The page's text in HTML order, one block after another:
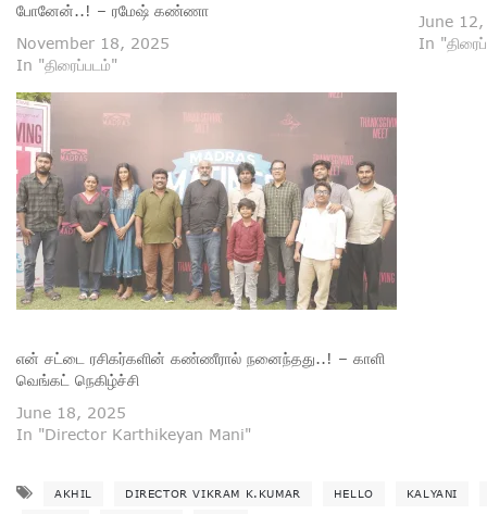
போனேன்..! – ரமேஷ் கண்ணா
November 18, 2025
In "திரைப்படம்"
June
In
என் சட்டை ரசிகர்களின் கண்ணீரால் நனைந்தது..! – காளி
வெங்கட் நெகிழ்ச்சி
June 18, 2025
In "Director Karthikeyan Mani"
AKHIL DIRECTOR VIKRAM K.KUMAR HELLO KALYANI